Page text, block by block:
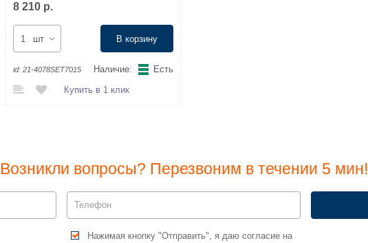
8 210 р.
шт В корзину
id: 21-4078SET7015 Наличие:
Есть
Купить в 1 клик
Возникли вопросы? Перезвоним в течении 5 мин!
Нажимая кнопку "Отправить", я даю согласие на